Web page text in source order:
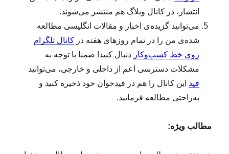
انتشار، در کانال وبلاگ هم منتشر می‌شوند.
می‌توانید گزیده‌ی اخبار و مقالات انگلیسی مطالعه‌
شده‌ی من را در تمام روزهای هفته درکانال تلگرام
روی خط کسب‌وکار دنبال کنید! ضمنا با توجه به
مشکلات دسترسی اعم از داخلی و خارجی، می‌توانید
فید این کانال را هم در فیدخوان خود ذخیره کنید و
به‌راحتی مطالعه فرمایید.
مطالب ویژه: